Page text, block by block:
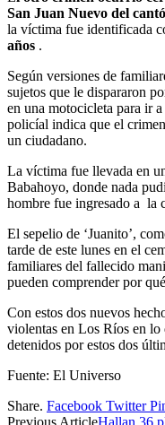
San Juan Nuevo del
la víctima fue identificada
años .
Según versiones de
sujetos que le dispararon
en una motocicleta para ir
policíal indica que el
un ciudadano.
La víctima fue llevada en
Babahoyo, donde nada
hombre fue ingresado a la
El sepelio de ‘Juanito’,
tarde de este lunes en el
familiares del fallecido
pueden comprender por
Con estos dos nuevos
violentas en Los Ríos en
detenidos por estos dos
Fuente: El Universo
Share. Facebook Twitter
Previous ArticleHallan 36